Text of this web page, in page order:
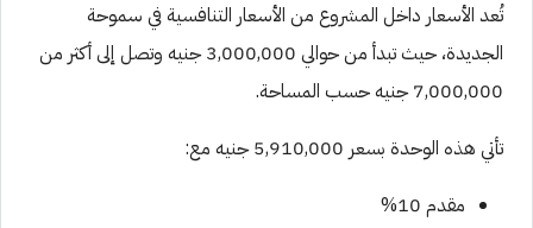
تُعد الأسعار داخل المشروع من الأسعار التنافسية في سموحة
الجديدة، حيث تبدأ من حوالي 3,000,000 جنيه وتصل إلى أكثر من
7,000,000 جنيه حسب المساحة.
تأتي هذه الوحدة بسعر 5,910,000 جنيه مع:
مقدم 10%